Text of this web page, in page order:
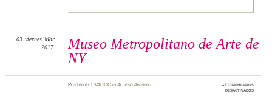
Museo Metropolitano de Arte de
NY
03 viernes Mar
2017
PostedbyUVADOC inAcceso Abierto ≈Comentarios
desactivadosen